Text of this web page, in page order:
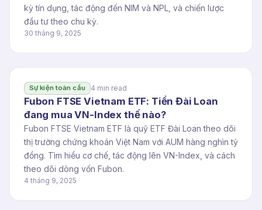
kỳ tín dụng, tác động đến NIM và NPL, và chiến lược
đầu tư theo chu kỳ.
30 tháng 9, 2025
Sự kiện toàn cầu 4 min read
Fubon FTSE Vietnam ETF: Tiền Đài Loan
đang mua VN-Index thế nào?
Fubon FTSE Vietnam ETF là quỹ ETF Đài Loan theo dõi
thị trường chứng khoán Việt Nam với AUM hàng nghìn tỷ
đồng. Tìm hiểu cơ chế, tác động lên VN-Index, và cách
theo dõi dòng vốn Fubon.
4 tháng 9, 2025